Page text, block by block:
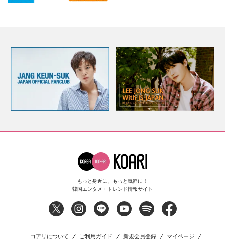
もっと身近に、もっと気軽に！
韓国エンタメ・トレンド情報サイト
コアリについて ご利用ガイド 新規会員登録 マイページ